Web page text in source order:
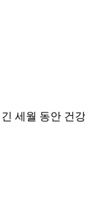
세월 동안 건